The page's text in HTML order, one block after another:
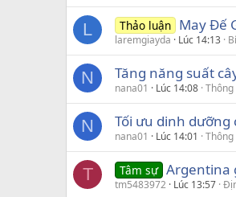
L Thảo luận May Đế
laremgiayda Lúc 14:13
N Tăng năng suất
nana01 Lúc 14:08
N Tối ưu dinh dưỡng
nana01 Lúc 14:01
T Tâm sự Argentina
tm5483972 Lúc 13:57